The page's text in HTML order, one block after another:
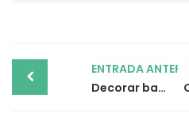
navigation
ENTRADA
Decorar baños pequeños modernos: ideas fáciles para lograr el éxito